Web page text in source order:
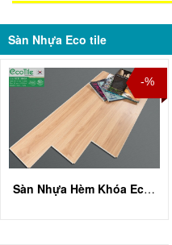
Sàn Nhựa Eco tile
-%
Sàn Nhựa Hèm Khóa Eco Tile ECO 3802